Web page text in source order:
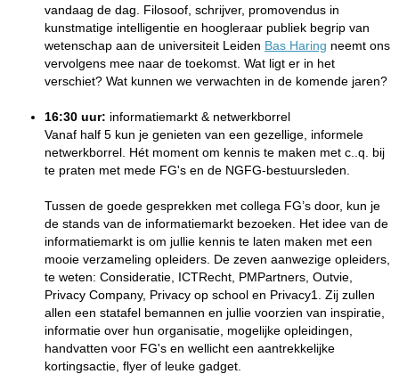
vandaag de dag. Filosoof, schrijver, promovendus in
kunstmatige intelligentie en hoogleraar publiek begrip van
wetenschap aan de universiteit Leiden Bas Haring neemt ons
vervolgens mee naar de toekomst. Wat ligt er in het
verschiet? Wat kunnen we verwachten in de komende jaren?
16:30 uur: informatiemarkt & netwerkborrel
Vanaf half 5 kun je genieten van een gezellige, informele
netwerkborrel. Hét moment om kennis te maken met c..q. bij
te praten met mede FG's en de NGFG-bestuursleden.
Tussen de goede gesprekken met collega FG’s door, kun je
de stands van de informatiemarkt bezoeken. Het idee van de
informatiemarkt is om jullie kennis te laten maken met een
mooie verzameling opleiders. De zeven aanwezige opleiders,
te weten: Consideratie, ICTRecht, PMPartners, Outvie,
Privacy Company, Privacy op school en Privacy1. Zij zullen
allen een statafel bemannen en jullie voorzien van inspiratie,
informatie over hun organisatie, mogelijke opleidingen,
handvatten voor FG's en wellicht een aantrekkelijke
kortingsactie, flyer of leuke gadget.